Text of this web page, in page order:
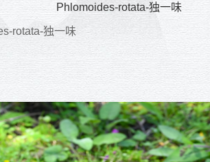
Phlomoides-rotata-独一味
rotata-独一味